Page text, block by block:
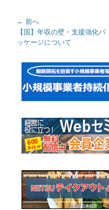
リ
ー
投
稿
ナ
ー
シ
ョ
ン
← 前へ
前
の
事:
【国】年収の壁・支援強化パ
ッケージについて